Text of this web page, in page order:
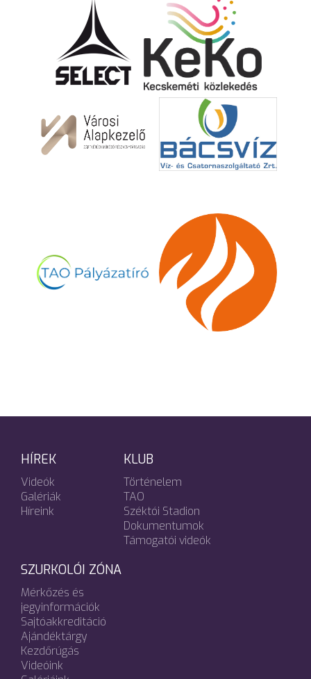
HÍREK
Videók
Galériák
Híreink
KLUB
Történelem
TAO
Széktói Stadion
Dokumentumok
Támogatói videók
SZURKOLÓI ZÓNA
Mérkőzés és
jegyinformációk
Sajtóakkreditáció
Ajándéktárgy
Kezdőrúgás
Videóink